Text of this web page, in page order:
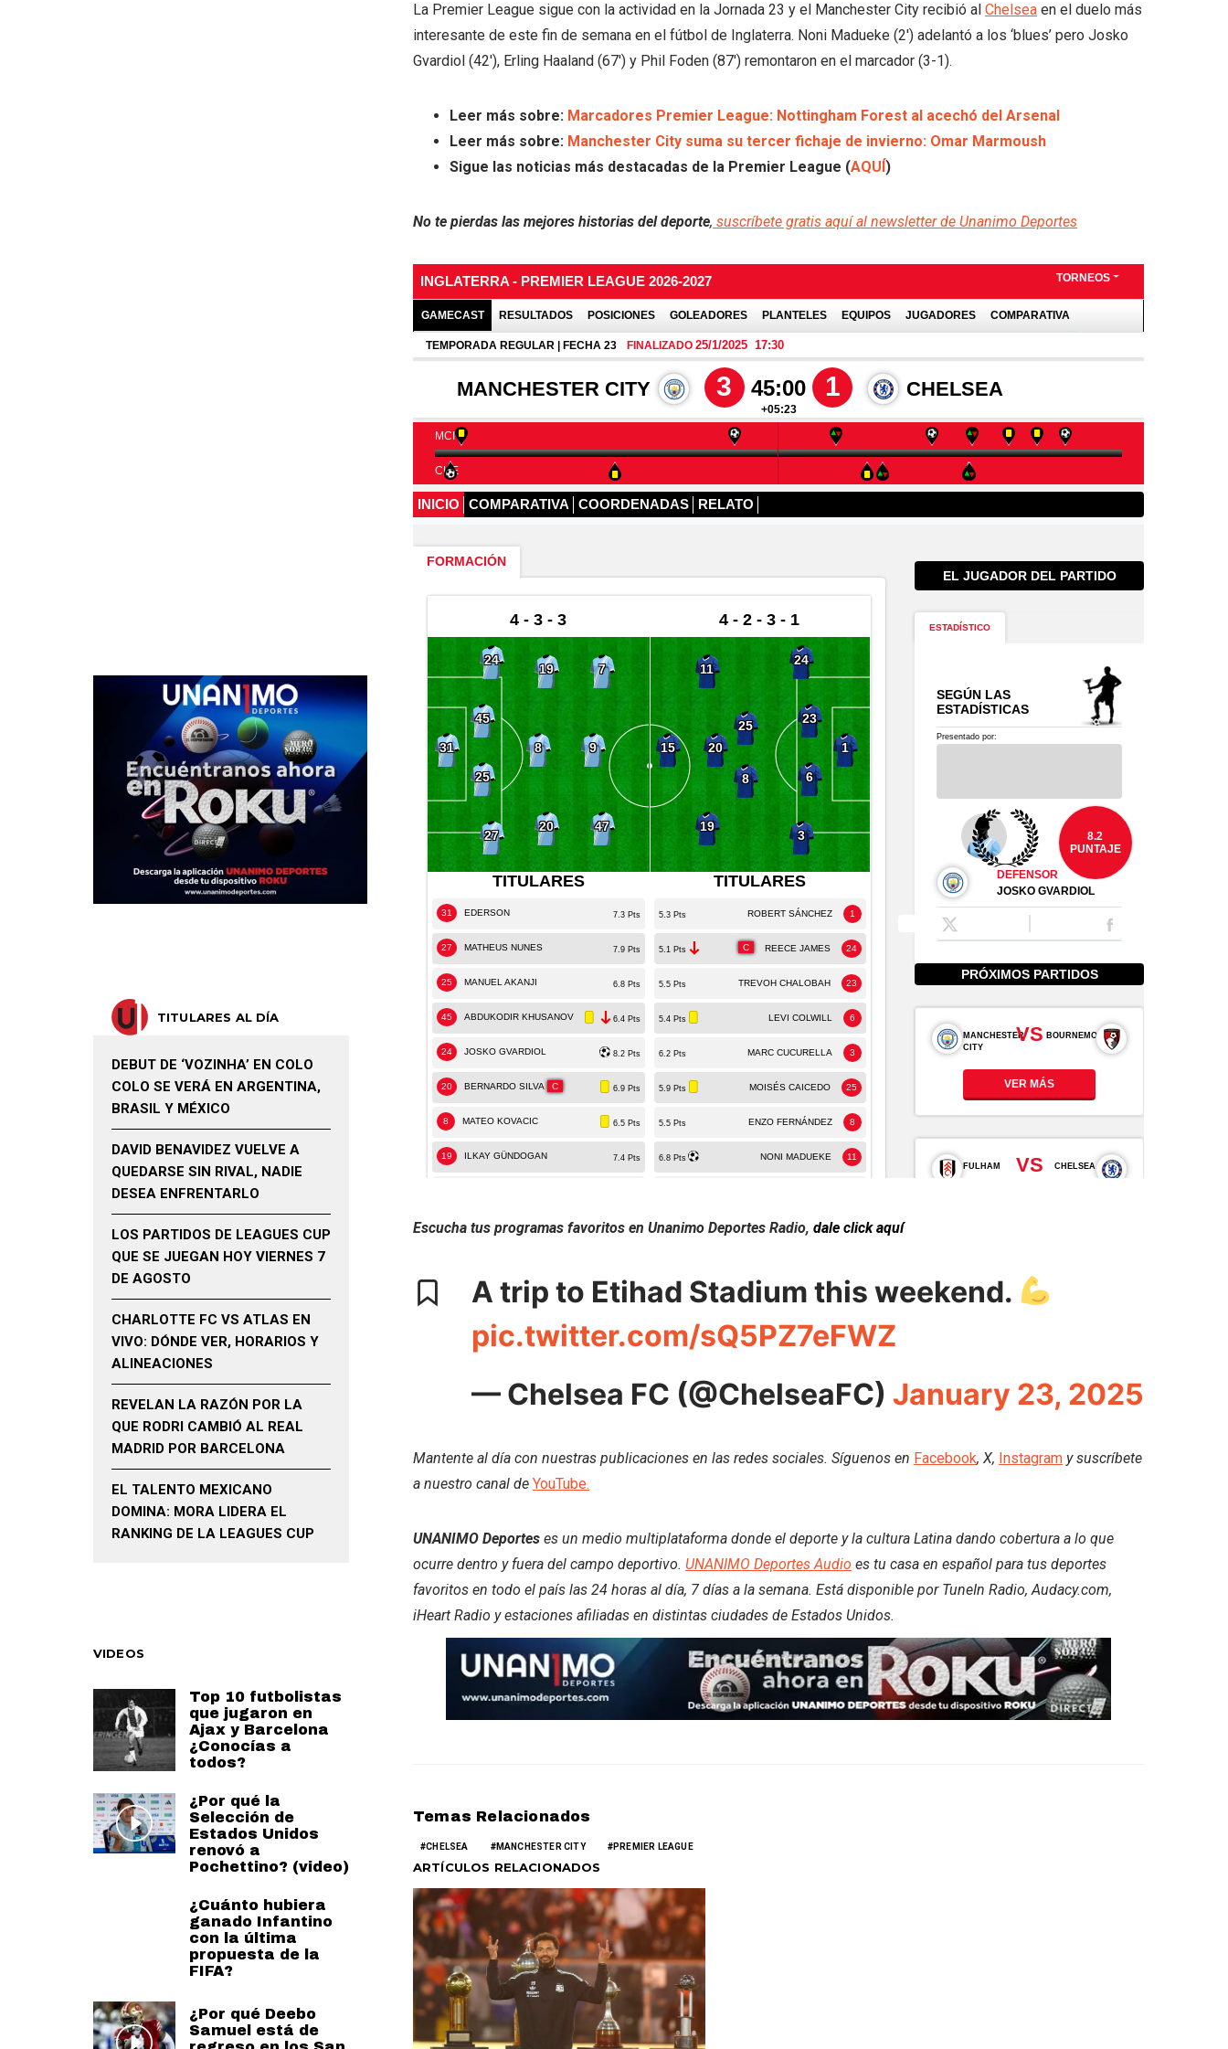
La Premier League sigue con la actividad en la Jornada 23 y el Manchester City recibió al Chelsea en el duelo más
interesante de este fin de semana en el fútbol de Inglaterra. Noni Madueke (2′) adelantó a los ‘blues’ pero Josko
Gvardiol (42′), Erling Haaland (67′) y Phil Foden (87′) remontaron en el marcador (3-1).
Leer más sobre: Marcadores Premier League: Nottingham Forest al acechó del Arsenal
Leer más sobre: Manchester City suma su tercer fichaje de invierno: Omar Marmoush
Sigue las noticias más destacadas de la Premier League (AQUÍ)
No te pierdas las mejores historias del deporte, suscríbete gratis aquí al newsletter de Unanimo Deportes
Escucha tus programas favoritos en Unanimo Deportes Radio, dale click aquí
A trip to Etihad Stadium this weekend.
pic.twitter.com/sQ5PZ7eFWZ
— Chelsea FC (@ChelseaFC) January 23, 2025
Mantente al día con nuestras publicaciones en las redes sociales. Síguenos en Facebook, X, Instagram y suscríbete
a nuestro canal de YouTube.
UNANIMO Deportes es un medio multiplataforma donde el deporte y la cultura Latina dando cobertura a lo que
ocurre dentro y fuera del campo deportivo. UNANIMO Deportes Audio es tu casa en español para tus deportes
favoritos en todo el país las 24 horas al día, 7 días a la semana. Está disponible por TuneIn Radio, Audacy.com,
iHeart Radio y estaciones afiliadas en distintas ciudades de Estados Unidos.
Temas Relacionados
CHELSEA MANCHESTER CITY PREMIER LEAGUE
ARTÍCULOS RELACIONADOS
TITULARES AL DÍA
DEBUT DE ‘VOZINHA’ EN COLO
COLO SE VERÁ EN ARGENTINA,
BRASIL Y MÉXICO
DAVID BENAVIDEZ VUELVE A
QUEDARSE SIN RIVAL, NADIE
DESEA ENFRENTARLO
LOS PARTIDOS DE LEAGUES CUP
QUE SE JUEGAN HOY VIERNES 7
DE AGOSTO
CHARLOTTE FC VS ATLAS EN
VIVO: DÓNDE VER, HORARIOS Y
ALINEACIONES
REVELAN LA RAZÓN POR LA
QUE RODRI CAMBIÓ AL REAL
MADRID POR BARCELONA
EL TALENTO MEXICANO
DOMINA: MORA LIDERA EL
RANKING DE LA LEAGUES CUP
VIDEOS
Top 10 futbolistas
que jugaron en
Ajax y Barcelona
¿Conocías a
todos?
¿Por qué la
Selección de
Estados Unidos
renovó a
Pochettino? (video)
¿Cuánto hubiera
ganado Infantino
con la última
propuesta de la
FIFA?
¿Por qué Deebo
Samuel está de